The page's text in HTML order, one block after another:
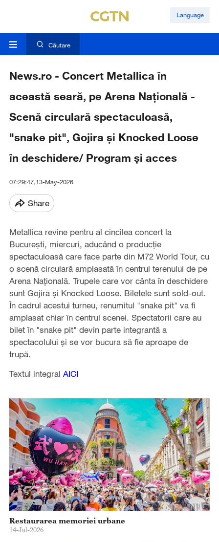
Language
Căutare
News.ro - Concert Metallica în
această seară, pe Arena Naţională -
Scenă circulară spectaculoasă,
"snake pit", Gojira şi Knocked Loose
în deschidere/ Program şi acces
07:29:47,13-May-2026
Share
Metallica revine pentru al cincilea concert la
Bucureşti, miercuri, aducând o producţie
spectaculoasă care face parte din M72 World Tour, cu
o scenă circulară amplasată în centrul terenului de pe
Arena Naţională. Trupele care vor cânta în deschidere
sunt Gojira şi Knocked Loose. Biletele sunt sold-out.
În cadrul acestui turneu, renumitul "snake pit" va fi
amplasat chiar în centrul scenei. Spectatorii care au
bilet în "snake pit" devin parte integrantă a
spectacolului şi se vor bucura să fie aproape de
trupă.
Textul integral AICI
Restaurarea memoriei urbane
14-Jul-2026